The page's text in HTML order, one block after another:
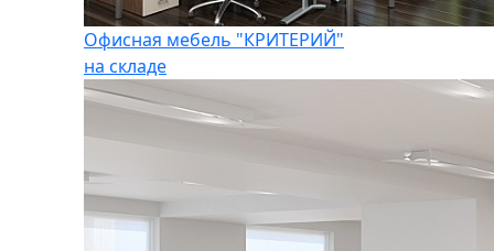
Офисная мебель "КРИТЕРИЙ"
на складе